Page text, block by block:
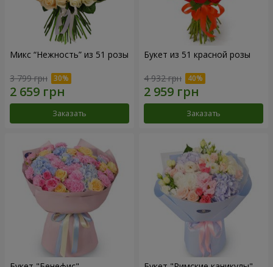
Микс “Нежность” из 51 розы
3 799 грн
Заказать
Букет из 51 красной розы
4 932 грн
Заказать